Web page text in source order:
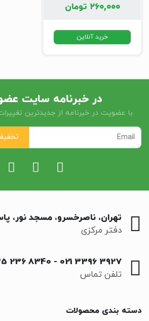
۲۶۰,۰۰۰ تومان
خرید آنلاین
در خبرنامه سایت
با عضویت در خبرنامه از جدیدترین
تهران، ناصرخسرو، مسجد نور،
دفتر مرکزی
021 3396 3927
-
236 8340
تلفن تماس
دسته بندی محصولات